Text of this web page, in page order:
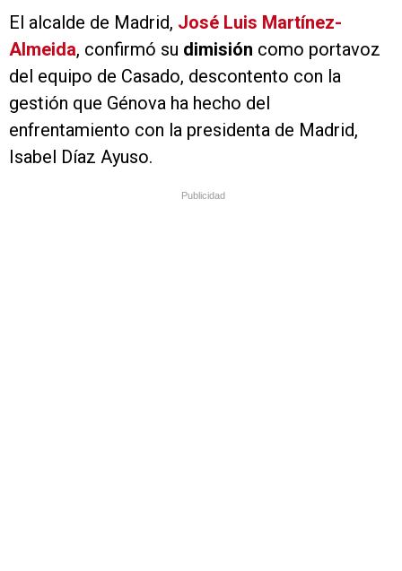
El alcalde de Madrid, José Luis Martínez-
Almeida, confirmó su dimisión como portavoz
del equipo de Casado, descontento con la
gestión que Génova ha hecho del
enfrentamiento con la presidenta de Madrid,
Isabel Díaz Ayuso.
Publicidad